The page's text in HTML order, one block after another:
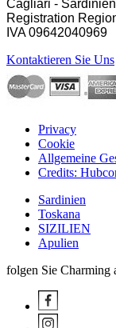
Cagliari -
Registration
IVA09642040969
Kontaktieren Sie Uns
Privacy
Cookie
Allgemeine
Credits:
Sardinien
Toskana
SIZILIEN
Apulien
folgen Sie Charming